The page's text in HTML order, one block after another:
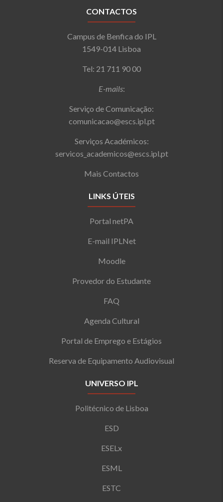
CONTACTOS
Campus de Benfica do IPL
1549-014 Lisboa
Tel: 21 711 90 00
E-mails:
Serviço de Comunicação:
comunicacao@escs.ipl.pt
Serviços Académicos:
servicos_academicos@escs.ipl.pt
Mais Contactos
LINKS ÚTEIS
Portal netPA
E-mail IPLNet
Moodle
Provedor do Estudante
FAQ
Agenda Cultural
Portal de Emprego e Estágios
Reserva de Equipamento Audiovisual
UNIVERSO IPL
Politécnico de Lisboa
ESD
ESELx
ESML
ESTC